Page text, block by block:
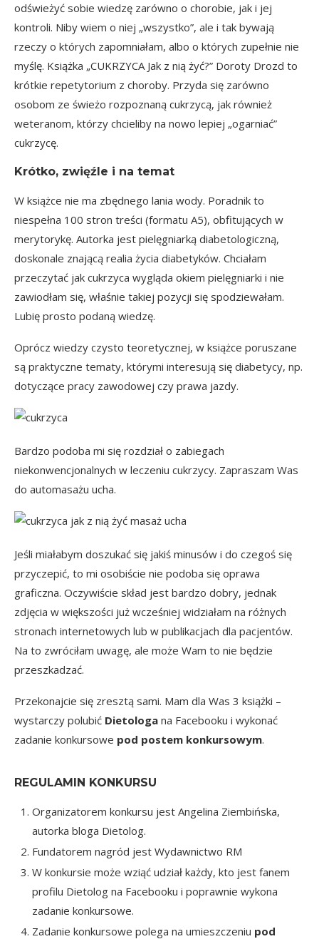
odświeżyć sobie wiedzę zarówno o chorobie, jak i jej
kontroli. Niby wiem o niej „wszystko”, ale i tak bywają
rzeczy o których zapomniałam, albo o których zupełnie nie
myślę. Książka „CUKRZYCA Jak z nią żyć?” Doroty Drozd to
krótkie repetytorium z choroby. Przyda się zarówno
osobom ze świeżo rozpoznaną cukrzycą, jak również
weteranom, którzy chcieliby na nowo lepiej „ogarniać”
cukrzycę.
Krótko, zwięźle i na temat
W książce nie ma zbędnego lania wody. Poradnik to
niespełna 100 stron treści (formatu A5), obfitujących w
merytorykę. Autorka jest pielęgniarką diabetologiczną,
doskonale znającą realia życia diabetyków. Chciałam
przeczytać jak cukrzyca wygląda okiem pielęgniarki i nie
zawiodłam się, właśnie takiej pozycji się spodziewałam.
Lubię prosto podaną wiedzę.
Oprócz wiedzy czysto teoretycznej, w książce poruszane
są praktyczne tematy, którymi interesują się diabetycy, np.
dotyczące pracy zawodowej czy prawa jazdy.
Bardzo podoba mi się rozdział o zabiegach
niekonwencjonalnych w leczeniu cukrzycy. Zapraszam Was
do automasażu ucha.
Jeśli miałabym doszukać się jakiś minusów i do czegoś się
przyczepić, to mi osobiście nie podoba się oprawa
graficzna. Oczywiście skład jest bardzo dobry, jednak
zdjęcia w większości już wcześniej widziałam na różnych
stronach internetowych lub w publikacjach dla pacjentów.
Na to zwróciłam uwagę, ale może Wam to nie będzie
przeszkadzać.
Przekonajcie się zresztą sami. Mam dla Was 3 książki –
wystarczy polubić Dietologa na Facebooku i wykonać
zadanie konkursowe pod postem konkursowym.
REGULAMIN KONKURSU
Organizatorem konkursu jest Angelina Ziembińska,
autorka bloga Dietolog.
Fundatorem nagród jest Wydawnictwo RM
W konkursie może wziąć udział każdy, kto jest fanem
profilu Dietolog na Facebooku i poprawnie wykona
zadanie konkursowe.
Zadanie konkursowe polega na umieszczeniu pod